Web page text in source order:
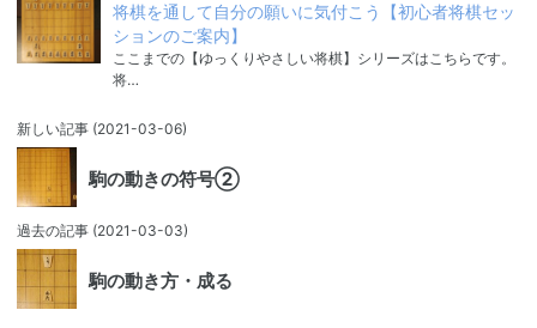
将棋を通して自分の願いに気付こう【初心者将棋セッ
ションのご案内】
ここまでの【ゆっくりやさしい将棋】シリーズはこちらです。
将…
新しい記事 (2021-03-06)
駒の動きの符号②
過去の記事 (2021-03-03)
駒の動き方・成る